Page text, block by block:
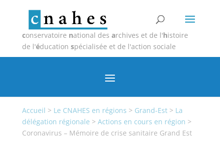
conservatoire national des archives et de l'histoire
de l'éducation spécialisée et de l'action sociale
Accueil > Le CNAHES en régions > Grand-Est> La
délégation régionale > Actions en cours en région >
Coronavirus – Mémoire de crise sanitaire Grand Est